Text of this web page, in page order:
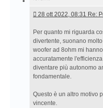
28
2022,
08:31 Re:
Po-
Jama
28 ott 2022, 08:31 Re:
Per quanto mi riguarda
divertente, suonano
woofer ad 8ohm mi
accuratamente
diventare più autonomo
fondamentale.
Questo è un altro motivo
vincente.